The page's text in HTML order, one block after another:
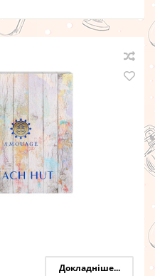
Докладніше...